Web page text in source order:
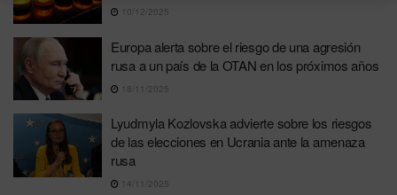
10/12/2025
Europa alerta sobre el riesgo de una agresión
rusa a un país de la OTAN en los próximos años
18/11/2025
Lyudmyla Kozlovska advierte sobre los riesgos
de las elecciones en Ucrania ante la amenaza
rusa
14/11/2025